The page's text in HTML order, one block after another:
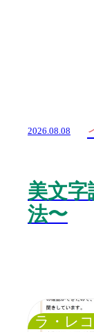
2026.08.08
美文字
法〜
ラ・レ